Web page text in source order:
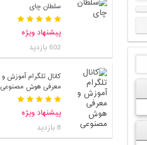
سلطان چای
پیشنهاد ویژه
602 بازدید
کانال تلگرام آموزش و
معرفی هوش مصنوعی
پیشنهاد ویژه
8 بازدید